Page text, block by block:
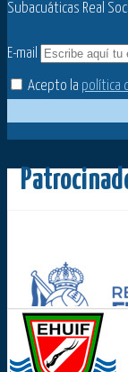
Subacuáticas Real
E-mail
Acepto la política